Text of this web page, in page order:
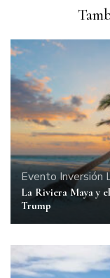
Evento Inversión
La Riviera Maya y
Trump